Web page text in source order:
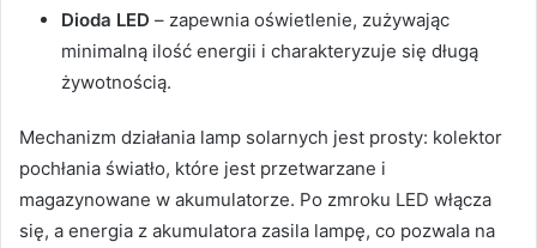
Dioda LED – zapewnia oświetlenie, zużywając
minimalną ilość energii i charakteryzuje się długą
żywotnością.
Mechanizm działania lamp solarnych jest prosty: kolektor
pochłania światło, które jest przetwarzane i
magazynowane w akumulatorze. Po zmroku LED włącza
się, a energia z akumulatora zasila lampę, co pozwala na